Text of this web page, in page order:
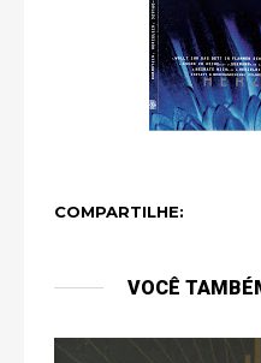
COMPARTILHE:
VOCÊ